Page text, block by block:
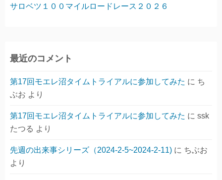
サロベツ１００マイルロードレース２０２６
最近のコメント
第17回モエレ沼タイムトライアルに参加してみた に ち
ぶお より
第17回モエレ沼タイムトライアルに参加してみた に ssk
たつる より
先週の出来事シリーズ（2024-2-5~2024-2-11) に ちぶお
より